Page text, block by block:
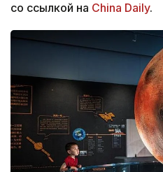
со ссылкой на China Daily.